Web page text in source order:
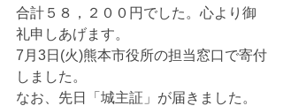
合計５８，２００円でした。心より御
礼申しあげます。
7月3日(火)熊本市役所の担当窓口で寄付
しました。
なお、先日「城主証」が届きました。